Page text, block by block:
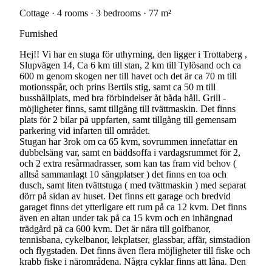
Cottage · 4 rooms · 3 bedrooms · 77 m²
Furnished
Hej!! Vi har en stuga för uthyrning, den ligger i Trottaberg ,
Slupvägen 14, Ca 6 km till stan, 2 km till Tylösand och ca
600 m genom skogen ner till havet och det är ca 70 m till
motionsspår, och prins Bertils stig, samt ca 50 m till
busshållplats, med bra förbindelser åt båda håll. Grill -
möjligheter finns, samt tillgång till tvättmaskin. Det finns
plats för 2 bilar på uppfarten, samt tillgång till gemensam
parkering vid infarten till området.
Stugan har 3rok om ca 65 kvm, sovrummen innefattar en
dubbelsäng var, samt en bäddsoffa i vardagsrummet för 2,
och 2 extra resårmadrasser, som kan tas fram vid behov (
alltså sammanlagt 10 sängplatser ) det finns en toa och
dusch, samt liten tvättstuga ( med tvättmaskin ) med separat
dörr på sidan av huset. Det finns ett garage och bredvid
garaget finns det ytterligare ett rum på ca 12 kvm. Det finns
även en altan under tak på ca 15 kvm och en inhängnad
trädgård på ca 600 kvm. Det är nära till golfbanor,
tennisbana, cykelbanor, lekplatser, glassbar, affär, simstadion
och flygstaden. Det finns även flera möjligheter till fiske och
krabb fiske i närområdena. Några cyklar finns att låna. Den